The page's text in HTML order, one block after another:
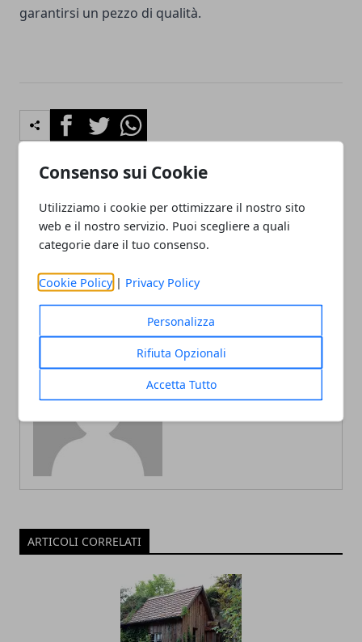
Consenso sui Cookie
Utilizziamo i cookie per ottimizzare il nostro sito
web e il nostro servizio. Puoi scegliere a quali
categorie dare il tuo consenso.
Cookie Policy | Privacy Policy
Personalizza
Rifiuta Opzionali
Accetta Tutto
garantirsi un pezzo di qualità.
FacebookTwitterWhatsapp
Articolo Precedente
Che cos’è la modellazione
parametrica e a cosa serve
Articolo Successivo
Attenzione alle truffe sugli
Redazione
ARTICOLI CORRELATI